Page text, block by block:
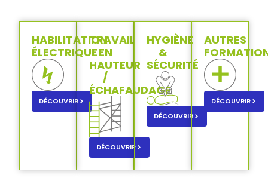
HABILITATION
ÉLECTRIQUE
DÉCOUVRIR
TRAVAIL
EN
HAUTEUR
/
ÉCHAFAUDAGE
DÉCOUVRIR
HYGIÈNE
&
SÉCURITÉ
DÉCOUVRIR
AUTRES
DÉCOUVRIR